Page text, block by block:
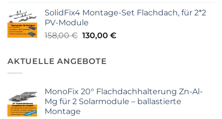
war:
138,00 €
ist:
SolidFix4 Montage-Set Flachdach, für 2*2
PV-Module
158,00€ Ursprünglicher
158,00 €
130,00 €Aktueller
AKTUELLE ANGEBOTE
MonoFix 20° Flachdachhalterung Zn-Al-
Mg für 2 Solarmodule – ballastierte
Montage